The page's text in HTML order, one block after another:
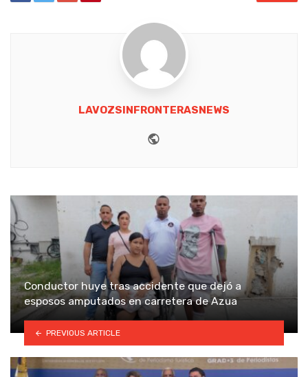
LAVOZSINFRONTERASNEWS
Conductor huye tras accidente que dejó a
esposos amputados en carretera de Azua
PREVIOUS ARTICLE